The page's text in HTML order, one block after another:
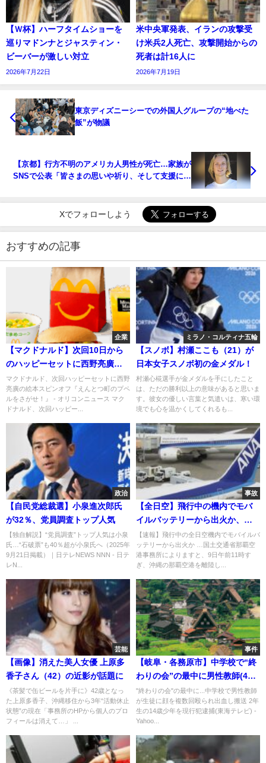
【Ｗ杯】ハーフタイムショーを
巡りマドンナとジャスティン・
ビーバーが激しい対立
2026年7月22日
米中央軍発表、イランの攻撃受
け米兵2人死亡、攻撃開始からの
死者は計16人に
2026年7月19日
東京ディズニーシーでの外国人グループの“地べた
飯”が物議
【京都】行方不明のアメリカ人男性が死亡…家族が
SNSで公表「皆さまの思いや祈り、そして支援に感
Xでフォローしよう
おすすめの記事
企業
【マクドナルド】次回10日から
のハッピーセットに西野亮廣の
絵本スピンオフ『えんとつ町の
プペルをさがせ！』を販売
マクドナルド、次回ハッピーセットに西野
亮廣の絵本スピンオフ『えんとつ町のプペ
ルをさがせ！』 - オリコンニュース マク
ドナルド、次回ハッピー...
ミラノ・コルティナ五輪
【スノボ】村瀬ここも（21）が
日本女子スノボ初の金メダル！
村瀬心椛選手が金メダルを手にしたこと
は、ただの勝利以上の意味があると思いま
す。彼女の優しい言葉と気遣いは、寒い環
境でも心を温かくしてくれるも...
政治
【自民党総裁選】小泉進次郎氏
が32％、党員調査トップ人気
【独自解説】“党員調査”トップ人気は小泉
氏…“石破票”も40％超が小泉氏へ（2025年
9月21日掲載）｜日テレNEWS NNN - 日テ
レN...
事故
【全日空】飛行中の機内でモバ
イルバッテリーから出火か、煙
が発生…
【速報】飛行中の全日空機内でモバイルバ
ッテリーから出火か …国土交通省那覇空
港事務所によりますと、9日午前11時す
ぎ、沖縄の那覇空港を離陸し...
芸能
【画像】消えた美人女優 上原多
香子さん（42）の近影が話題に
《茶髪で缶ビールを片手に》42歳となっ
た上原多香子、沖縄移住から3年“活動休止
状態”の現在「事務所のHPから個人のプロ
フィールは消えて…」 ...
事件
【岐阜・各務原市】中学校で“終
わりの会”の最中に男性教師(41)
が生徒に顔を殴られ出血し救急
搬送 2年生の男子生徒を現行犯
逮捕！！
"終わりの会"の最中に...中学校で男性教師
が生徒に顔を複数回殴られ出血し搬送 2年
生の14歳少年を現行犯逮捕(東海テレビ) -
Yahoo...